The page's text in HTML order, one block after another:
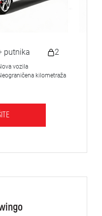
putnika 2
vozila
kilometraža